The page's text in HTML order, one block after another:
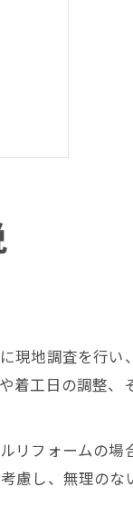
え方
る
現地調査を行い
着工日の調整、
リフォームの場
慮し、無理の